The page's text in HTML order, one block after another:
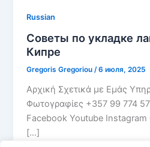
Russian
Советы по укладке
Кипре
Gregoris Gregoriou/6 июля, 2025
Αρχική Σχετικά με Εμάς
Φωτογραφίες +357 99 774
Facebook Youtube
[…]